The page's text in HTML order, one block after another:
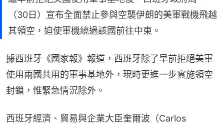
（30日）宣布全面禁止參與空襲伊朗的美軍戰機飛越
其領空，迫使軍機繞過該國前往中東。
據西班牙《國家報》報道，西班牙除了早前拒絕美軍
使用兩國共用的軍事基地外，現時更進一步實施領空
封鎖，惟緊急情況除外。
西班牙經濟、貿易與企業大臣奎爾波（Carlos